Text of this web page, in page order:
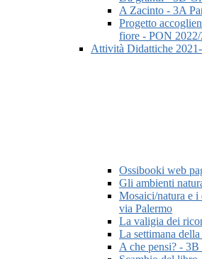
A Zacinto - 3A
Progetto
fiore - PON
Attività Didattiche
Ossibooki web
Gli ambienti
Mosaici/natura e i
via Palermo
La valigia dei
La settimana
A che pensi? -